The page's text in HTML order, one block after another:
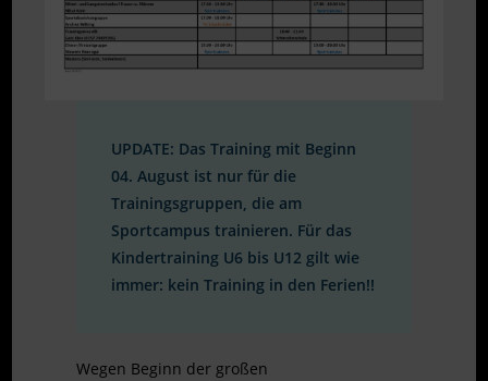
UPDATE: Das Training mit Beginn
04. August ist nur für die
Trainingsgruppen, die am
Sportcampus trainieren. Für das
Kindertraining U6 bis U12 gilt wie
immer: kein Training in den Ferien!!
Wegen Beginn der großen